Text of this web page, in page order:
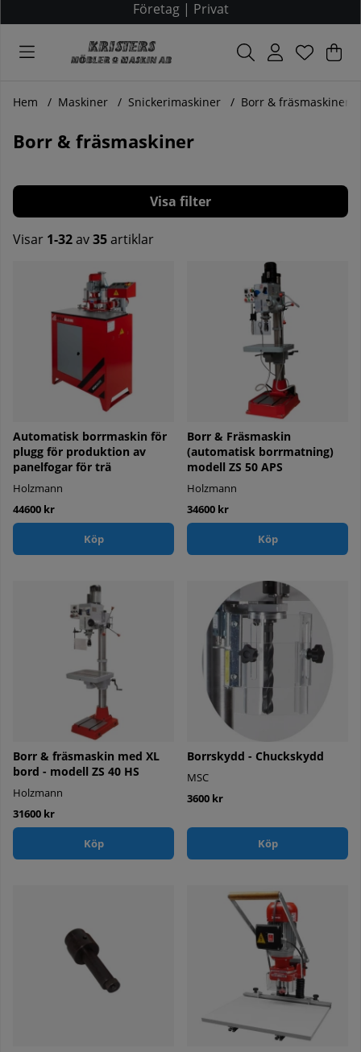
Företag| Privat
.
Hem Maskiner Snickerimaskiner Borr & fräsmaskiner
Borr & fräsmaskiner
Filtrera
Visar 1-32av35artiklar
Automatisk borrmaskin för
plugg för produktion av
panelfogar för trä
Holzmann
44600 kr
Köp
Borr & Fräsmaskin
(automatisk borrmatning)
modell ZS 50 APS
Holzmann
34600 kr
Köp
Borr & fräsmaskin med XL
bord - modell ZS 40 HS
Holzmann
31600 kr
Köp
Borrskydd - Chuckskydd
MSC
3600 kr
Köp